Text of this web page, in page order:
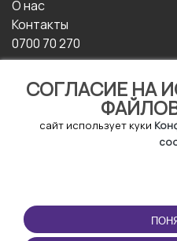
СОГЛАСИЕ НА
ФАЙЛОВ
сайт использует куки
О нас
Контакты
0700 70 270
ЭКСПЛУАТАЦИИ
Условия и положения